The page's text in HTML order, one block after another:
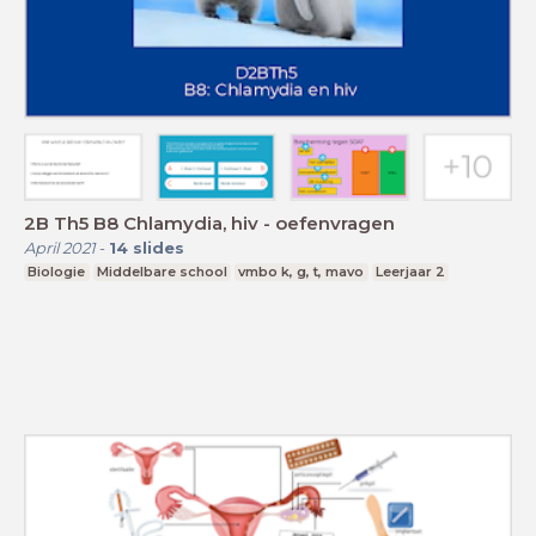
2B Th5 B8 Chlamydia, hiv - oefenvragen
April 2021- 14 slides
Biologie Middelbare school vmbo k, g, t, mavo Leerjaar 2